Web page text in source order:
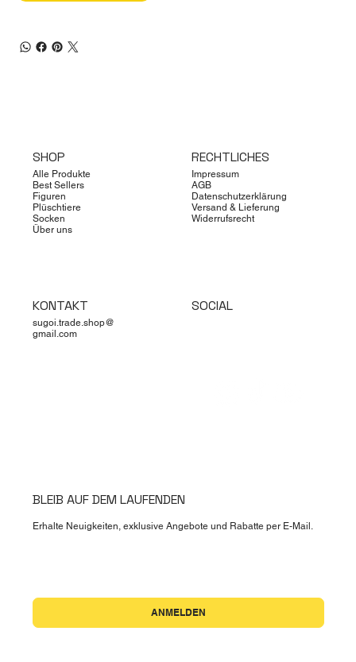
SHOP
Alle Produkte
Best Sellers
Figuren
Plüschtiere
Socken
Über uns
RECHTLICHES
Impressum
AGB
Datenschutzerklärung
Versand & Lieferung
Widerrufsrecht
KONTAKT
sugoi.trade.shop@
gmail.com
SOCIAL
BLEIB AUF DEM LAUFENDEN
Erhalte Neuigkeiten, exklusive Angebote und Rabatte per E-Mail.
ANMELDEN